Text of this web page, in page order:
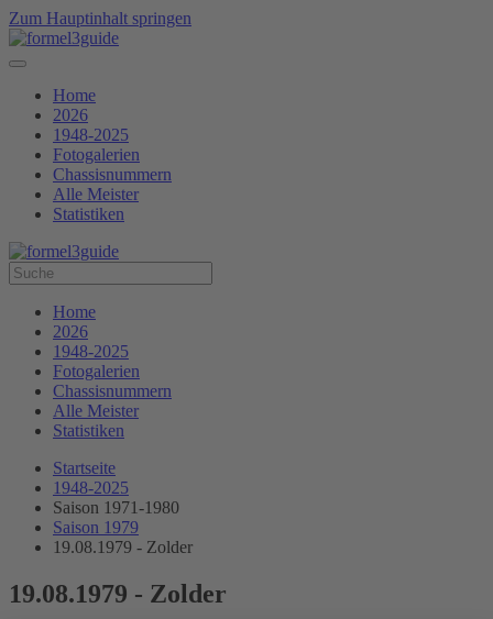
Zum Hauptinhalt springen
Home
2026
1948-2025
Fotogalerien
Chassisnummern
Alle Meister
Statistiken
Home
2026
1948-2025
Fotogalerien
Chassisnummern
Alle Meister
Statistiken
Startseite
1948-2025
Saison 1971-1980
Saison 1979
19.08.1979 - Zolder
19.08.1979 - Zolder